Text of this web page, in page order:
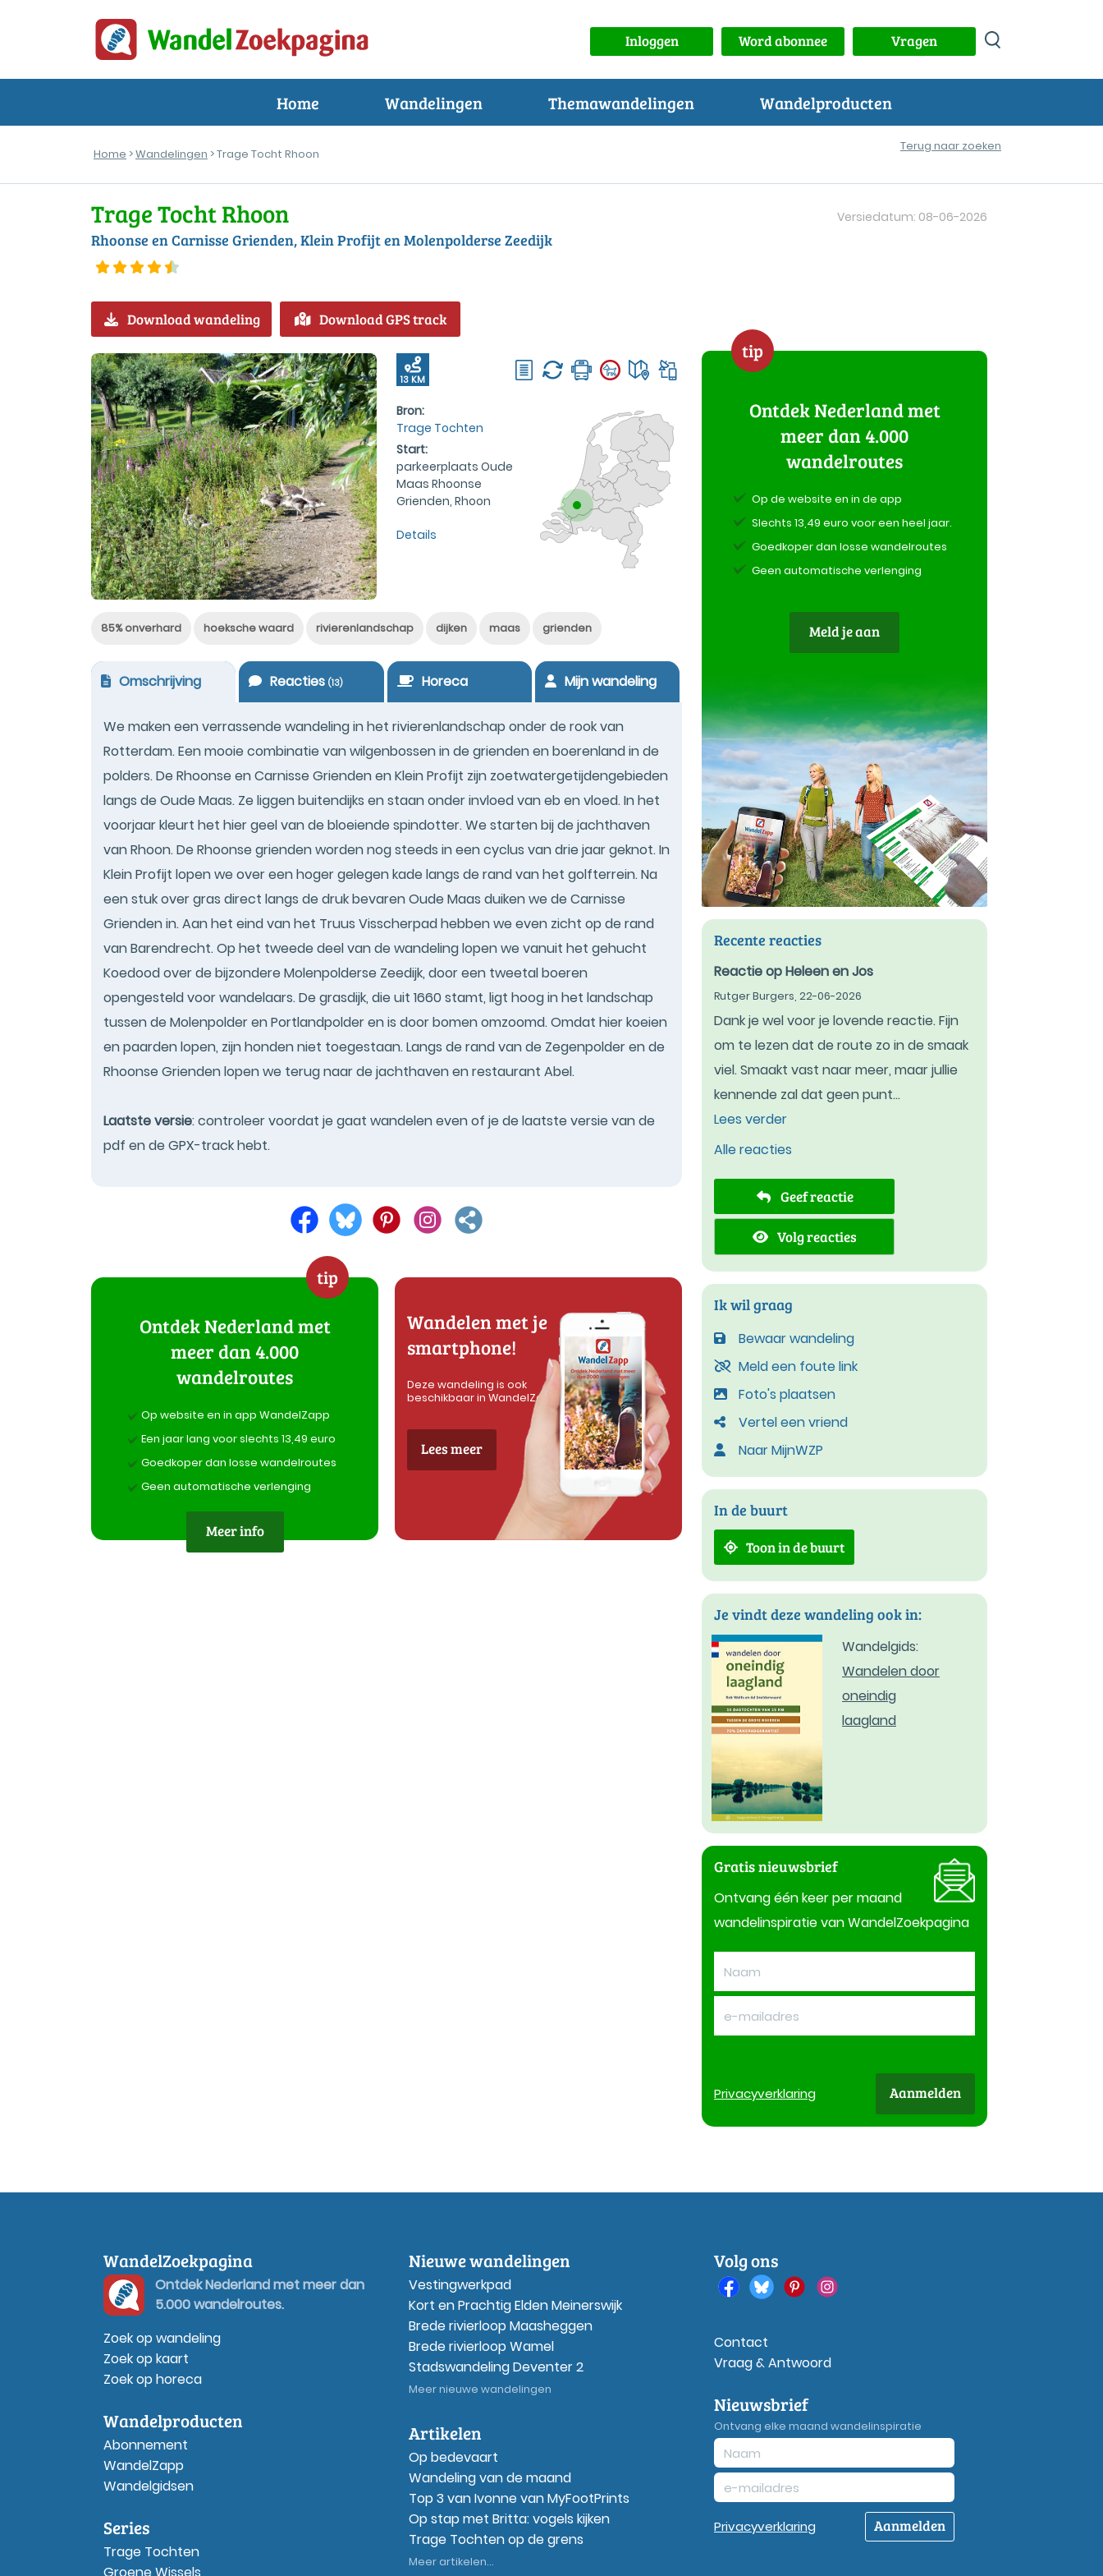
Inloggen Word abonnee Vragen
Home Wandelingen Themawandelingen Wandelproducten
Home >Wandelingen > Trage Tocht Rhoon
Terug naar zoeken
Trage Tocht Rhoon
Rhoonse en Carnisse Grienden, Klein Profijt en Molenpolderse Zeedijk
Versiedatum: 08-06-2026
Download wandeling Download GPS track
13 KM
Bron:
Trage Tochten
Start:
parkeerplaats Oude
Maas Rhoonse
Grienden, Rhoon
Details
85% onverhard hoeksche waard rivierenlandschap dijken maas grienden
Omschrijving Reacties(13) Horeca Mijn wandeling
We maken een verrassende wandeling in het rivierenlandschap onder de rook van
Rotterdam. Een mooie combinatie van wilgenbossen in de grienden en boerenland in de
polders. De Rhoonse en Carnisse Grienden en Klein Profijt zijn zoetwatergetijdengebieden
langs de Oude Maas. Ze liggen buitendijks en staan onder invloed van eb en vloed. In het
voorjaar kleurt het hier geel van de bloeiende spindotter. We starten bij de jachthaven
van Rhoon. De Rhoonse grienden worden nog steeds in een cyclus van drie jaar geknot. In
Klein Profijt lopen we over een hoger gelegen kade langs de rand van het golfterrein. Na
een stuk over gras direct langs de druk bevaren Oude Maas duiken we de Carnisse
Grienden in. Aan het eind van het Truus Visscherpad hebben we even zicht op de rand
van Barendrecht. Op het tweede deel van de wandeling lopen we vanuit het gehucht
Koedood over de bijzondere Molenpolderse Zeedijk, door een tweetal boeren
opengesteld voor wandelaars. De grasdijk, die uit 1660 stamt, ligt hoog in het landschap
tussen de Molenpolder en Portlandpolder en is door bomen omzoomd. Omdat hier koeien
en paarden lopen, zijn honden niet toegestaan. Langs de rand van de Zegenpolder en de
Rhoonse Grienden lopen we terug naar de jachthaven en restaurant Abel.
Laatste versie: controleer voordat je gaat wandelen even of je de laatste versie van de
pdf en de GPX-track hebt.
tip
Ontdek Nederland met
meer dan 4.000
wandelroutes
Op website en in app WandelZapp
Een jaar lang voor slechts 13,49 euro
Goedkoper dan losse wandelroutes
Geen automatische verlenging
Meer info
Wandelen met je
smartphone!
Deze wandeling is ook
beschikbaar in WandelZapp
Lees meer
tip
Ontdek Nederland met
meer dan 4.000
wandelroutes
Op de website en in de app
Slechts 13,49 euro voor een heel jaar.
Goedkoper dan losse wandelroutes
Geen automatische verlenging
Meld je aan
Recente reacties
Reactie op Heleen en Jos
Rutger Burgers, 22-06-2026
Dank je wel voor je lovende reactie. Fijn
om te lezen dat de route zo in de smaak
viel. Smaakt vast naar meer, maar jullie
kennende zal dat geen punt...
Lees verder
Alle reacties
Geef reactie
Volg reacties
Ik wil graag
Bewaar wandeling
Meld een foute link
Foto's plaatsen
Vertel een vriend
Naar MijnWZP
In de buurt
Toon in de buurt
Je vindt deze wandeling ook in:
Wandelgids:
Wandelen door
oneindig
laagland
Gratis nieuwsbrief
Ontvang één keer per maand
wandelinspiratie van WandelZoekpagina
Privacyverklaring Aanmelden
WandelZoekpagina
Ontdek Nederland met meer dan
5.000 wandelroutes.
Zoek op wandeling
Zoek op kaart
Zoek op horeca
Wandelproducten
Abonnement
WandelZapp
Wandelgidsen
Series
Trage Tochten
Nieuwe wandelingen
Vestingwerkpad
Kort en Prachtig Elden Meinerswijk
Brede rivierloop Maasheggen
Brede rivierloop Wamel
Stadswandeling Deventer 2
Meer nieuwe wandelingen
Artikelen
Op bedevaart
Wandeling van de maand
Top 3 van Ivonne van MyFootPrints
Op stap met Britta: vogels kijken
Trage Tochten op de grens
Meer artikelen...
Volg ons
Contact
Vraag & Antwoord
Nieuwsbrief
Ontvang elke maand wandelinspiratie
Privacyverklaring Aanmelden